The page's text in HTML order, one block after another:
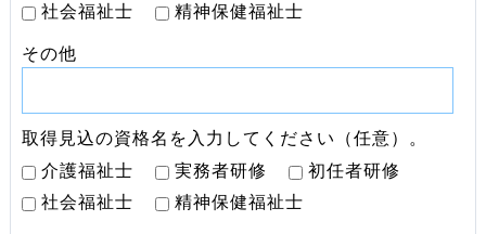
社会福祉士
精神保健福祉士
その他
取得見込の資格名を入力してください（任意）。
介護福祉士
実務者研修
初任者研修
社会福祉士
精神保健福祉士